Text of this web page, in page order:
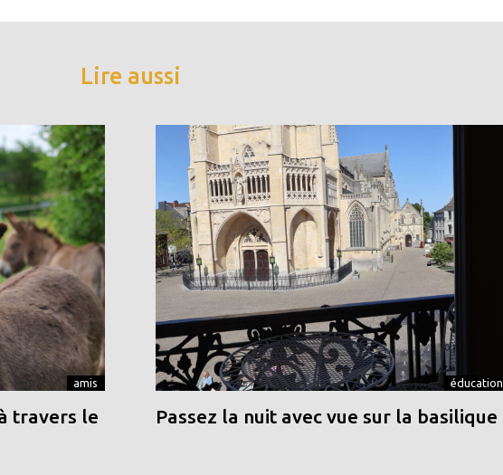
Lire aussi
amis
travers le
éducation
Passez la nuit avec vue sur la basilique